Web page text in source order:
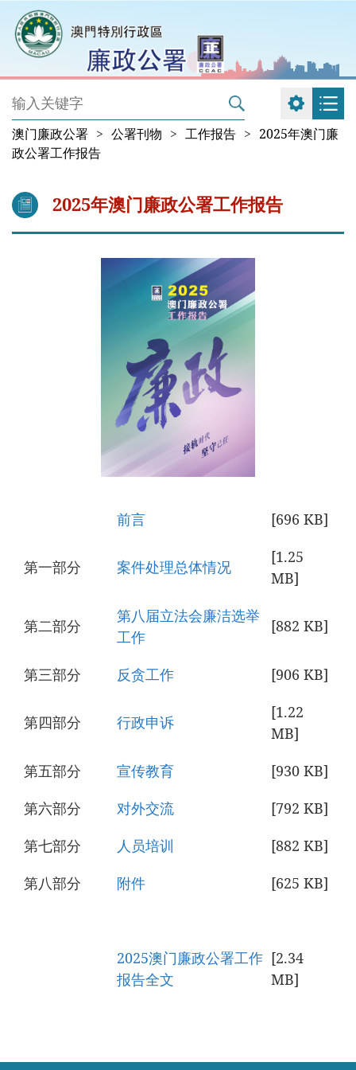
澳门廉政公署 > 公署刊物 > 工作报告 > 2025年澳门廉
政公署工作报告
2025年澳门廉政公署工作报告
前言 [696 KB]
第一部分 案件处理总体情况
[1.25
MB]
第二部分
第八届立法会廉洁选举
工作
[882 KB]
第三部分 反贪工作 [906 KB]
第四部分 行政申诉
[1.22
MB]
第五部分
宣传教育 [930 KB]
第六部分
对外交流 [792 KB]
第七部分
人员培训 [882 KB]
第八部分
附件 [625 KB]
2025澳门廉政公署工作
报告全文
[2.34
MB]